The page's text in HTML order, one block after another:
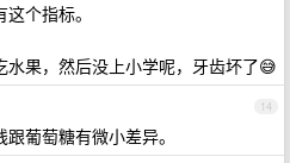
个指标。
果，然后没上小学呢，牙齿坏了😅
14
葡萄糖有微小差异。